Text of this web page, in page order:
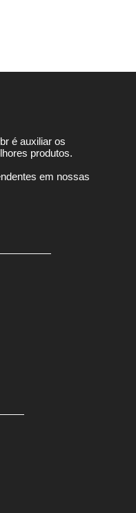
é auxiliar os
produtos.
em nossas